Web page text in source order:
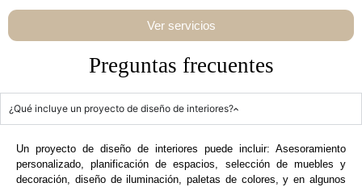
Ver servicios
Preguntas frecuentes
¿Qué incluye un proyecto de diseño de interiores?
Un proyecto de diseño de interiores puede incluir: Asesoramiento
personalizado, planificación de espacios, selección de muebles y
decoración, diseño de iluminación, paletas de colores, y en algunos